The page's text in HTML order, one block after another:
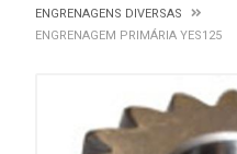
ENGRENAGENS DIVERSAS
ENGRENAGEM PRIMÁRIA YES125